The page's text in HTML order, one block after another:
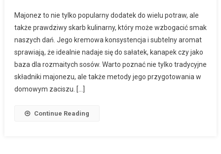
Majonez to nie tylko popularny dodatek do wielu potraw, ale
także prawdziwy skarb kulinarny, który może wzbogacić smak
naszych dań. Jego kremowa konsystencja i subtelny aromat
sprawiają, że idealnie nadaje się do sałatek, kanapek czy jako
baza dla rozmaitych sosów. Warto poznać nie tylko tradycyjne
składniki majonezu, ale także metody jego przygotowania w
domowym zaciszu. […]
Continue Reading